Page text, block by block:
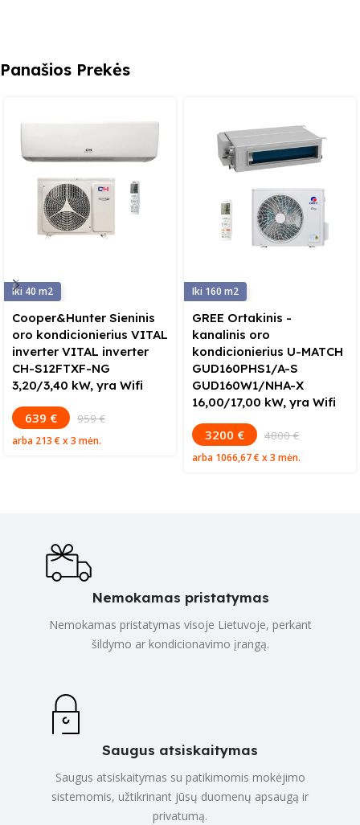
Panašios Prekės
40
Cooper&Hunter Sieninis
oro kondicionierius VITAL
inverter VITAL inverter
CH-S12FTXF-NG
3,20/3,40 kW, yra Wifi
639 € 959 €
arba 213 €x 3 mėn.
160
GREE Ortakinis -
kanalinis oro
kondicionierius U-MATCH
GUD160PHS1/A-S
GUD160W1/NHA-X
16,00/17,00 kW, yra Wifi
3200 € 4800 €
arba 1066,67 €x 3 mėn.
Nemokamas pristatymas
Nemokamas pristatymas visoje Lietuvoje, perkant
šildymo ar kondicionavimo įrangą.
Saugus atsiskaitymas
Saugus atsiskaitymas su patikimomis mokėjimo
sistemomis, užtikrinant jūsų duomenų apsaugą ir
privatumą.